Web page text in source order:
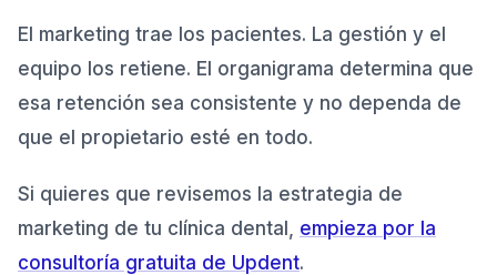
El marketing trae los pacientes. La gestión y el
equipo los retiene. El organigrama determina que
esa retención sea consistente y no dependa de
que el propietario esté en todo.
Si quieres que revisemos la estrategia de
marketing de tu clínica dental, empieza por la
consultoría gratuita de Updent.